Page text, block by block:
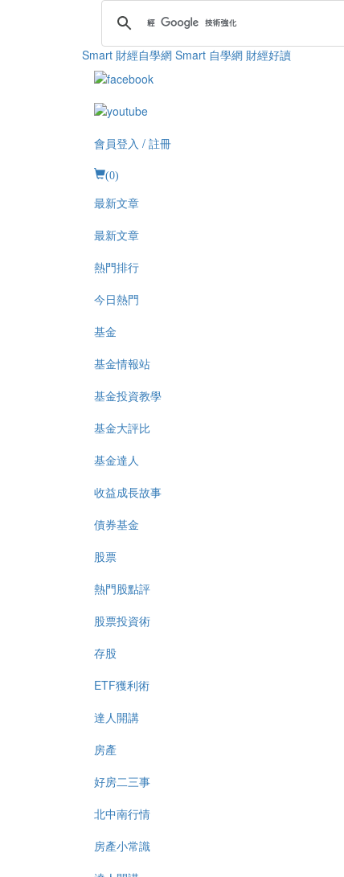
Smart 財經自學網 Smart 自學網 財經好讀
會員登入 / 註冊
(0)
最新文章
最新文章
熱門排行
今日熱門
基金
基金情報站
基金投資教學
基金大評比
基金達人
收益成長故事
債券基金
股票
熱門股點評
股票投資術
存股
ETF獲利術
達人開講
房產
好房二三事
北中南行情
房產小常識